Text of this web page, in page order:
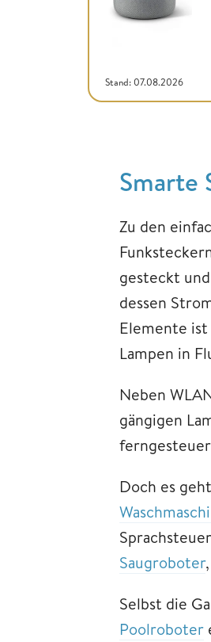
Stand: 07.08.2026
Smarte
Zu den
gesteckt
dessen
Elemente
Lampen in
Neben
gängigen
Doch es
Saugroboter
Selbst die
Poolroboter